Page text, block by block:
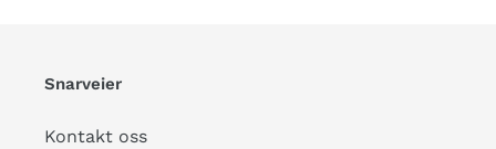
Snarveier
Kontakt oss